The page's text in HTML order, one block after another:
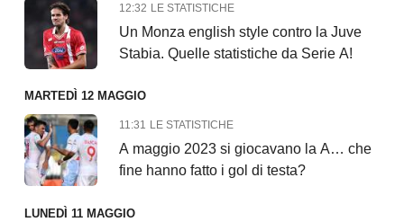
12:32 LE STATISTICHE
Un Monza english style contro la Juve
Stabia. Quelle statistiche da Serie A!
MARTEDÌ 12 MAGGIO
11:31 LE STATISTICHE
A maggio 2023 si giocavano la A… che
fine hanno fatto i gol di testa?
LUNEDÌ 11 MAGGIO